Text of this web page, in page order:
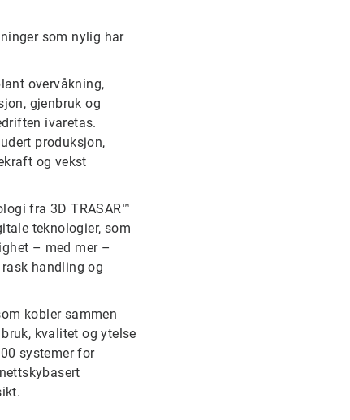
som nylig har
overvåkning,
gjenbruk og
ivaretas.
produksjon,
og vekst
fra 3D TRASAR™
teknologier, som
– med mer –
handling og
kobler sammen
kvalitet og ytelse
systemer for